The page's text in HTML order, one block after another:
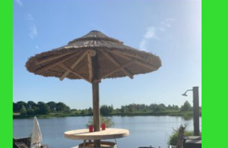
TOEVOEGEN
AAN
VERLANGLIJST
REGENTONNEN